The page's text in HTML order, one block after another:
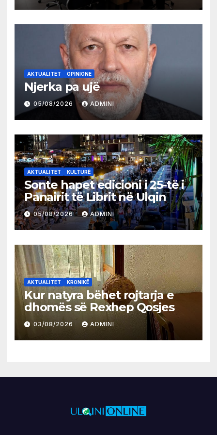
AKTUALITET OPINIONE
Njerka pa ujë
05/08/2026 ADMINI
AKTUALITET KULTURË
Sonte hapet edicioni i 25-të i
Panairit të Librit në Ulqin
05/08/2026 ADMINI
AKTUALITET KRONIKË
Kur natyra bëhet rojtarja e
dhomës së Rexhep Qosjes
03/08/2026 ADMINI